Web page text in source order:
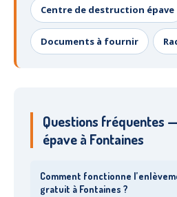
Centre de destruction épave
Documents à fournir
Questions fréquentes
épave à Fontaines
Comment fonctionne
gratuit à Fontaines ?